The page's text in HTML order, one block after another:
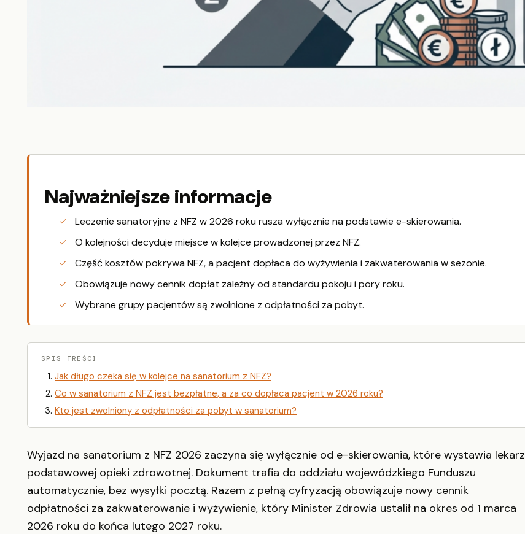
Najważniejsze informacje
Leczenie sanatoryjne z NFZ w 2026 roku rusza wyłącznie na podstawie e-skierowania.
O kolejności decyduje miejsce w kolejce prowadzonej przez NFZ.
Część kosztów pokrywa NFZ, a pacjent dopłaca do wyżywienia i zakwaterowania w sezonie.
Obowiązuje nowy cennik dopłat zależny od standardu pokoju i pory roku.
Wybrane grupy pacjentów są zwolnione z odpłatności za pobyt.
SPIS TREŚCI
Jak długo czeka się w kolejce na sanatorium z NFZ?
Co w sanatorium z NFZ jest bezpłatne, a za co dopłaca pacjent w 2026 roku?
Kto jest zwolniony z odpłatności za pobyt w sanatorium?
Wyjazd na sanatorium z NFZ 2026 zaczyna się wyłącznie od e-skierowania, które wystawia lekarz
podstawowej opieki zdrowotnej. Dokument trafia do oddziału wojewódzkiego Funduszu
automatycznie, bez wysyłki pocztą. Razem z pełną cyfryzacją obowiązuje nowy cennik
odpłatności za zakwaterowanie i wyżywienie, który Minister Zdrowia ustalił na okres od 1 marca
2026 roku do końca lutego 2027 roku.